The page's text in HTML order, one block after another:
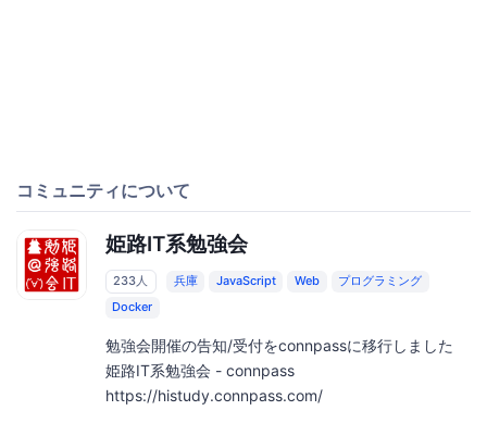
コミュニティについて
姫路IT系勉強会
233人 兵庫 JavaScript Web
プログラミング
Docker
勉強会開催の告知/受付をconnpassに移行しました
姫路IT系勉強会 - connpass
https://histudy.connpass.com/